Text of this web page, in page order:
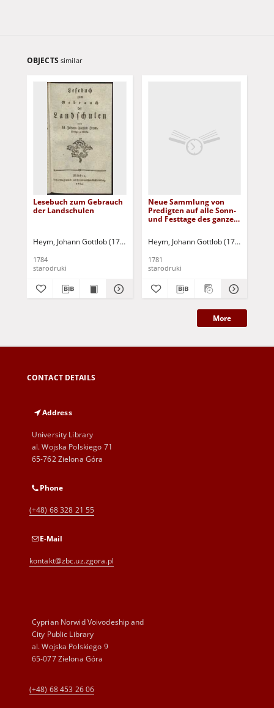
OBJECTS similar
Lesebuch zum Gebrauch
der Landschulen
Heym, Johann Gottlob (1738-1788)
1784
starodruki
Neue Sammlung von
Predigten auf alle Sonn-
und Festtage des ganzen
Schriftstellen: Bd. 2
Heym, Johann Gottlob (1738-1788)
1781
starodruki
More
CONTACT DETAILS
Address
University Library
al. Wojska Polskiego 71
65-762 Zielona Góra
Phone
(+48) 68 328 21 55
E-Mail
kontakt@zbc.uz.zgora.pl
Cyprian Norwid Voivodeship and
City Public Library
al. Wojska Polskiego 9
65-077 Zielona Góra
(+48) 68 453 26 06